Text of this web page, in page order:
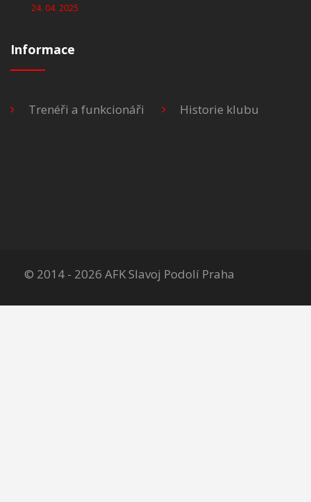
24. 04. 2025
Informace
Trenéři a funkcionáři Historie klubu
© 2014 - 2026 AFK Slavoj Podolí Praha